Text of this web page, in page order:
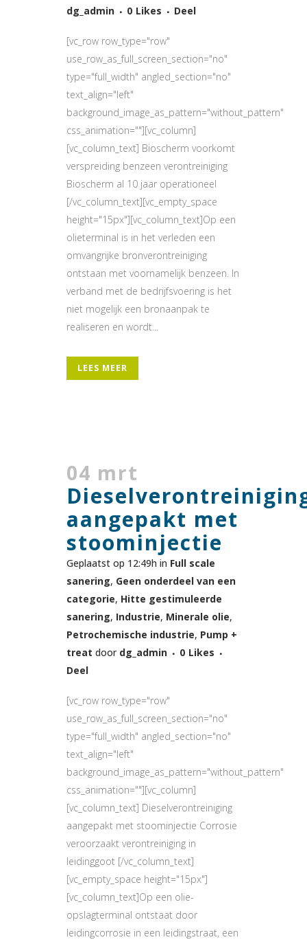
dg_admin
0 Likes Deel
[vc_row row_type="row"
use_row_as_full_screen_section="no"
type="full_width" angled_section="no"
text_align="left"
background_image_as_pattern="without_pattern"
css_animation=""][vc_column]
[vc_column_text] Bioscherm voorkomt
verspreiding benzeen verontreiniging
Bioscherm al 10 jaar operationeel
[/vc_column_text][vc_empty_space
height="15px"][vc_column_text]Op een
olieterminal is in het verleden een
omvangrijke bronverontreiniging
ontstaan met voornamelijk benzeen. In
verband met de bedrijfsvoering is het
niet mogelijk een bronaanpak te
realiseren en wordt...
LEES MEER
04 mrt
aangepakt met
stoominjectie
Geplaatst op 12:49h in Full scale
sanering, Geen onderdeel van een
categorie, Hitte gestimuleerde
sanering, Industrie, Minerale olie,
Petrochemische industrie, Pump +
treat door dg_admin 0 Likes
Deel
[vc_row row_type="row"
use_row_as_full_screen_section="no"
type="full_width" angled_section="no"
text_align="left"
background_image_as_pattern="without_pattern"
css_animation=""][vc_column]
[vc_column_text] Dieselverontreiniging
aangepakt met stoominjectie Corrosie
veroorzaakt verontreiniging in
leidinggoot [/vc_column_text]
[vc_empty_space height="15px"]
[vc_column_text]Op een olie-
opslagterminal ontstaat door
leidingcorrosie in een leidingstraat, een